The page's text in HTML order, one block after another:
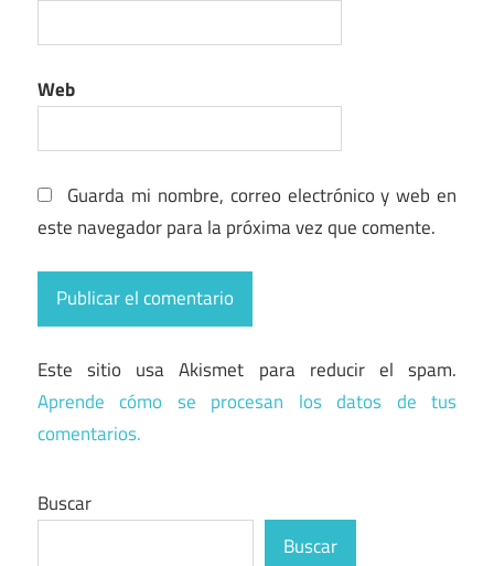
Web
Guarda mi nombre, correo electrónico y web en
este navegador para la próxima vez que comente.
Este sitio usa Akismet para reducir el spam.
Aprende cómo se procesan los datos de tus
comentarios.
Buscar
Buscar